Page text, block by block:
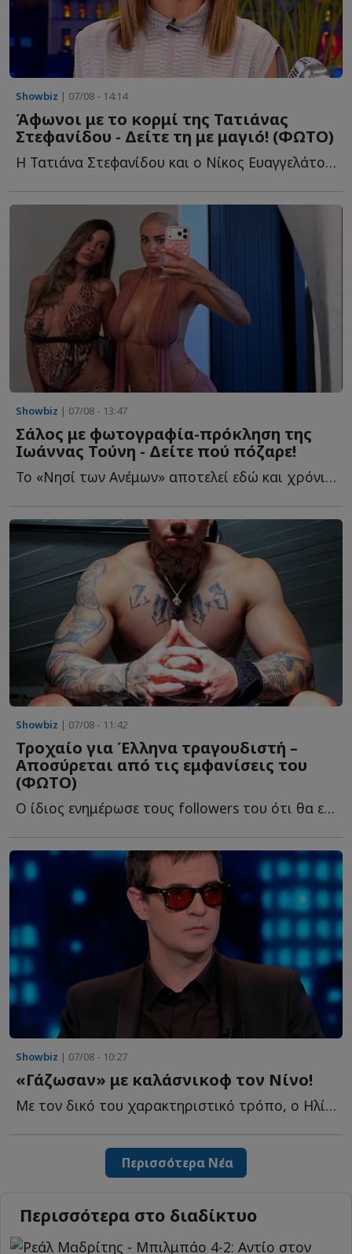
Showbiz | 07/08 - 14:14
Άφωνοι με το κορμί της Τατιάνας
Στεφανίδου - Δείτε τη με μαγιό! (ΦΩΤΟ)
Η Τατιάνα Στεφανίδου και ο Νίκος Ευαγγελάτος απολαμβάνουν τ...
Showbiz | 07/08 - 13:47
Σάλος με φωτογραφία-πρόκληση της
Ιωάννας Τούνη - Δείτε πού πόζαρε!
Το «Νησί των Ανέμων» αποτελεί εδώ και χρόνια έναν από τ...
Showbiz | 07/08 - 11:42
Τροχαίο για Έλληνα τραγουδιστή –
Αποσύρεται από τις εμφανίσεις του
(ΦΩΤΟ)
Ο ίδιος ενημέρωσε τους followers του ότι θα επιστρέψει στις ε...
Showbiz | 07/08 - 10:27
«Γάζωσαν» με καλάσνικοφ τον Νίνο!
Με τον δικό του χαρακτηριστικό τρόπο, ο Ηλίας Ψινάκης έ...
Περισσότερα Νέα
Περισσότερα στο διαδίκτυο